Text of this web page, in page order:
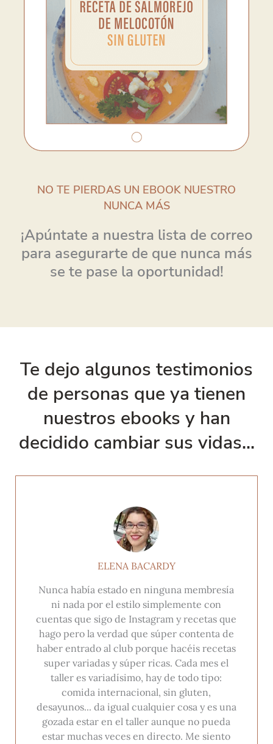
NO TE PIERDAS UN EBOOK NUESTRO
NUNCA MÁS
¡Apúntate a nuestra lista de correo
para asegurarte de que nunca más
se te pase la oportunidad!
Te dejo algunos testimonios
de personas que ya tienen
nuestros ebooks y han
decidido cambiar sus vidas...
ELENA BACARDY
Nunca había estado en ninguna membresía
ni nada por el estilo simplemente con
cuentas que sigo de Instagram y recetas que
hago pero la verdad que súper contenta de
haber entrado al club porque hacéis recetas
super variadas y súper ricas. Cada mes el
taller es variadísimo, hay de todo tipo:
comida internacional, sin gluten,
desayunos... da igual cualquier cosa y es una
gozada estar en el taller aunque no pueda
estar muchas veces en directo. Me siento